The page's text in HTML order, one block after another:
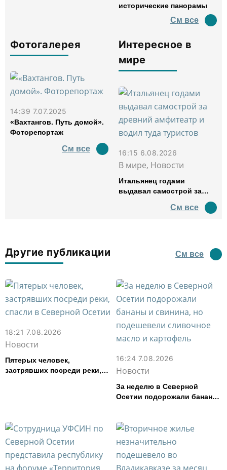
исторические панорамы
См все
Фотогалерея
14:39 7.07.2025
«Вахтангов. Путь домой».
Фоторепортаж
См все
Интересное в
мире
16:15 6.08.2026
В мире, Новости
Итальянец годами
выдавал самострой за
водил туда туристов
См все
Другие публикации См все
18:21 7.08.2026
Новости
Пятерых человек,
застрявших посреди реки,
16:24 7.08.2026
Новости
За неделю в Северной
Осетии подорожали бананы
картофель